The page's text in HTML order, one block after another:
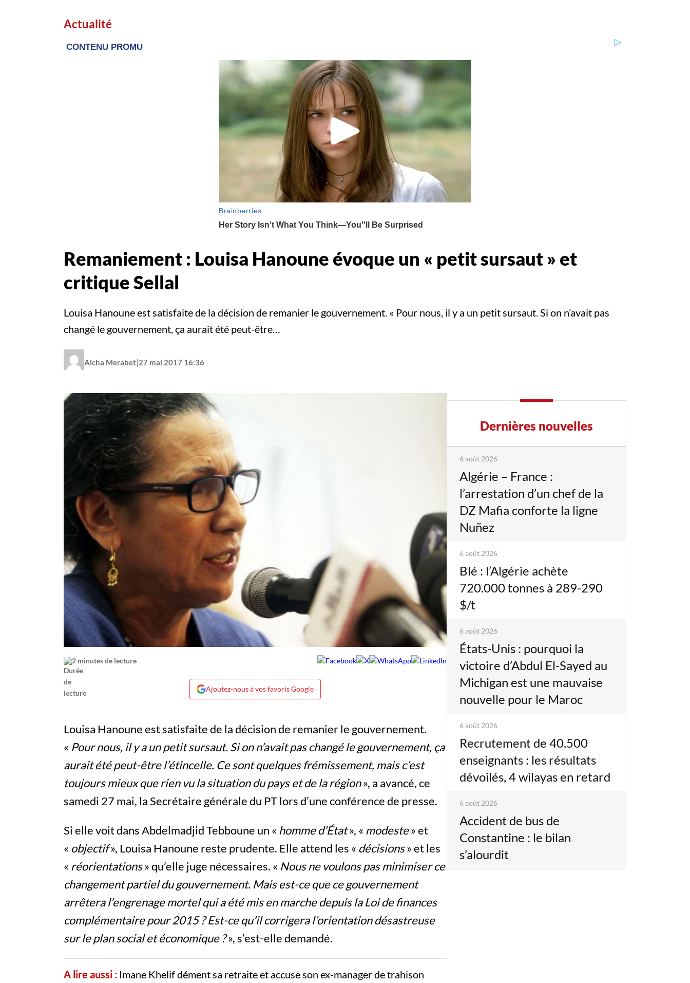
Actualité
Remaniement : Louisa Hanoune évoque un « petit sursaut » et
critique Sellal
Louisa Hanoune est satisfaite de la décision de remanier le gouvernement. « Pour nous, il y a un petit sursaut. Si on n’avait pas
changé le gouvernement, ça aurait été peut-être…
Aicha Merabet|27 mai 2017 16:36
2 minutes de lecture
Ajoutez-nous à vos favoris Google
Louisa Hanoune est satisfaite de la décision de remanier le gouvernement.
« Pour nous, il y a un petit sursaut. Si on n’avait pas changé le gouvernement, ça
aurait été peut-être l’étincelle. Ce sont quelques frémissement, mais c’est
toujours mieux que rien vu la situation du pays et de la région», a avancé, ce
samedi 27 mai, la Secrétaire générale du PT lors d’une conférence de presse.
Si elle voit dans Abdelmadjid Tebboune un « homme d’État», « modeste» et
« objectif», Louisa Hanoune reste prudente. Elle attend les « décisions» et les
« réorientations» qu’elle juge nécessaires. « Nous ne voulons pas minimiser ce
changement partiel du gouvernement. Mais est-ce que ce gouvernement
arrêtera l’engrenage mortel qui a été mis en marche depuis la Loi de finances
complémentaire pour 2015 ? Est-ce qu’il corrigera l’orientation désastreuse
sur le plan social et économique ?», s’est-elle demandé.
A lire aussi : Imane Khelif dément sa retraite et accuse son ex-manager de trahison
Dernières nouvelles
6 août 2026
Algérie – France :
l’arrestation d’un chef de la
DZ Mafia conforte la ligne
Nuñez
6 août 2026
Blé : l’Algérie achète
720.000 tonnes à 289-290
$/t
6 août 2026
États-Unis : pourquoi la
victoire d’Abdul El-Sayed au
Michigan est une mauvaise
nouvelle pour le Maroc
6 août 2026
Recrutement de 40.500
enseignants : les résultats
dévoilés, 4 wilayas en retard
6 août 2026
Accident de bus de
Constantine : le bilan
s’alourdit